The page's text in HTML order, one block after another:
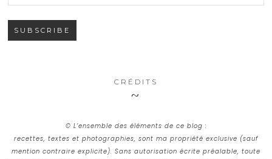
CRÉDITS
© L’ensemble des éléments de ce blog :
recettes, textes et photographies, sont ma propriété exclusive (sauf
mention contraire explicite). Sans autorisation écrite préalable, toute